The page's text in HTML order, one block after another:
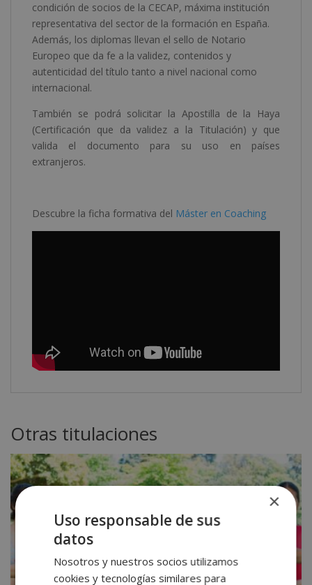
condición de socios de la CECAP, máxima institución
representativa del sector de la formación en España.
Además, los diplomas llevan el sello de Notario
Europeo que da fe a la validez, contenidos y
autenticidad del título tanto a nivel nacional como
internacional.
También se podrá solicitar la Apostilla de la Haya
(Certificación que da validez a la Titulación) y que
valida el documento para su uso en países
extranjeros.
Descubre la ficha formativa del Máster en Coaching
Otras titulaciones
×
Uso responsable de sus
datos
Nosotros y nuestros socios utilizamos
cookies y tecnologías similares para